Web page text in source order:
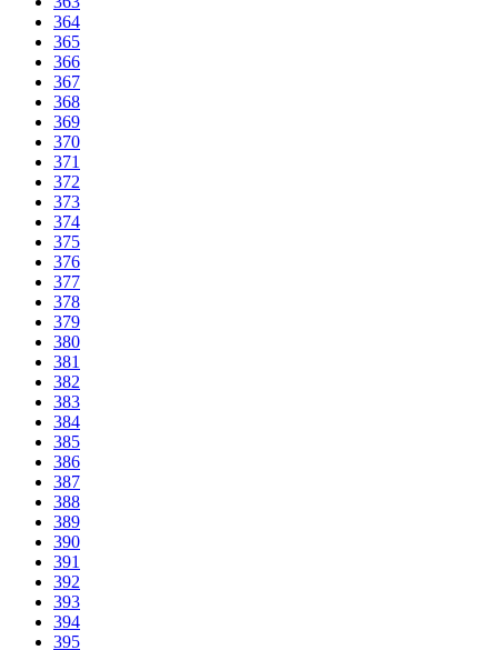
364
365
366
367
368
369
370
371
372
373
374
375
376
377
378
379
380
381
382
383
384
385
386
387
388
389
390
391
392
393
394
395